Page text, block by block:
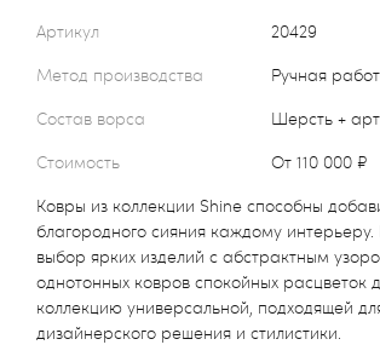
Артикул
20429
Метод производства
Ручная
Состав ворса
шерсть +
Стоимость
от 110 000 ₽
Ковры из коллекции Shine способны
благородного сияния каждому
выбор ярких изделий с абстрактным
однотонных ковров спокойных расцветок
коллекцию универсальной, подходящей
дизайнерского решения и стилистики.